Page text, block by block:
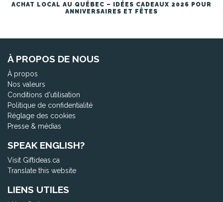
ACHAT LOCAL AU QUÉBEC – IDÉES CADEAUX 2026 POUR
ANNIVERSAIRES ET FÊTES
À PROPOS DE NOUS
À propos
Nos valeurs
Conditions d'utilisation
Politique de confidentialité
Réglage des cookies
Presse & médias
SPEAK ENGLISH?
Visit Giftideas.ca
Translate this website
LIENS UTILES